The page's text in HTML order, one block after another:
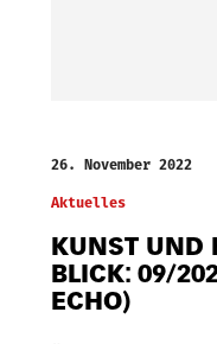
26. November 2022
Aktuelles
KUNST UND
BLICK: 09/
ECHO)